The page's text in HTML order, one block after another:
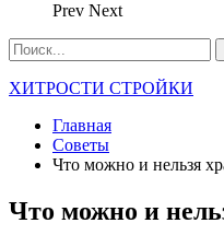
Prev Next
ХИТРОСТИ СТРОЙКИ
Главная
Советы
Что можно и нельзя
Что можно и